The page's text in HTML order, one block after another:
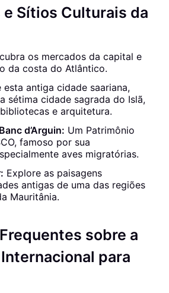
Sítios Culturais da
os mercados da capital e
da costa do Atlântico.
esta antiga cidade saariana,
sétima cidade sagrada do Islã,
e arquitetura.
d’Arguin: Um Patrimônio
famoso por sua
aves migratórias.
Explore as paisagens
antigas de uma das regiões
Mauritânia.
sobre a
para